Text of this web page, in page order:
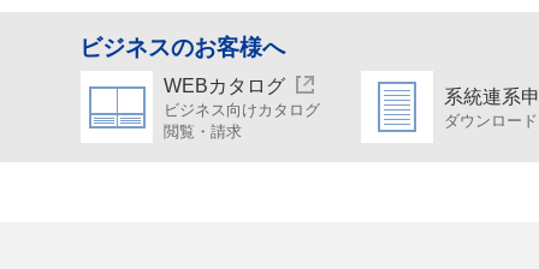
ビジネスのお客様へ
WEBカタログ
ビジネス向けカタログ
閲覧・請求
系統連系
ダウンロード